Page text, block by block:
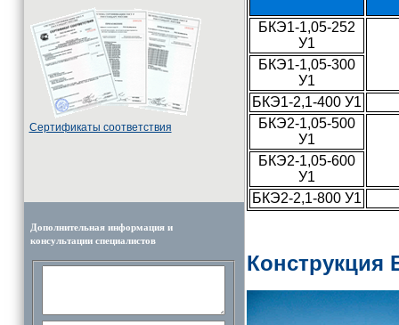
Cертификаты соответствия
Дополнительная информация и
консультации специалистов
БКЭ1-1,05-252
У1
БКЭ1-1,05-300
У1
БКЭ1-2,1-400 У1
БКЭ2-1,05-500
У1
БКЭ2-1,05-600
У1
БКЭ2-2,1-800 У1
Конструкция